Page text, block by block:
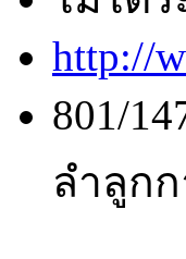
http://
801/
ลำลูก